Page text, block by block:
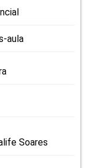
aula
Soares